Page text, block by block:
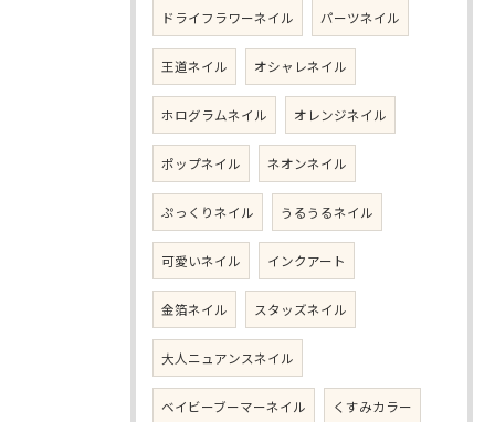
ドライフラワーネイル パーツネイル
王道ネイル オシャレネイル
ホログラムネイル オレンジネイル
ポップネイル ネオンネイル
ぷっくりネイル うるうるネイル
可愛いネイル インクアート
金箔ネイル スタッズネイル
大人ニュアンスネイル
ベイビーブーマーネイル くすみカラー